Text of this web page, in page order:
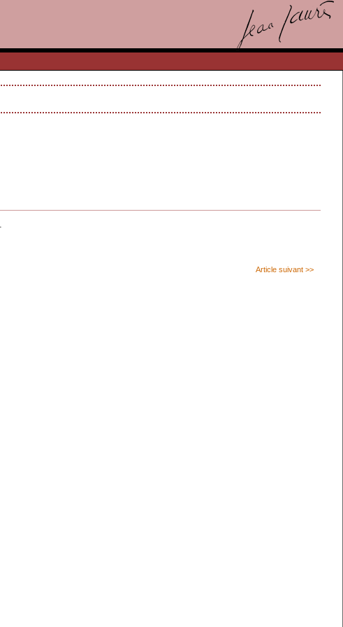
Article suivant >>